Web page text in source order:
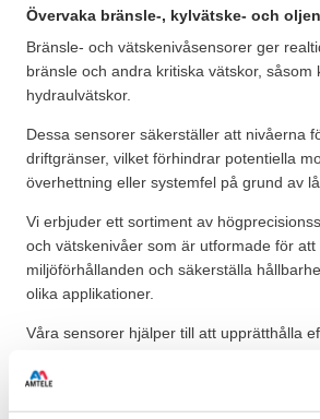
Övervaka bränsle-, kylvätske- och
Bränsle- och vätskenivåsensorer ger
bränsle och andra kritiska vätskor, såsom
hydraulvätskor.
Dessa sensorer säkerställer att nivåerna
driftgränser, vilket förhindrar potentiella
överhettning eller systemfel på grund av
Vi erbjuder ett sortiment av
och vätskenivåer som är utformade för att
miljöförhållanden och säkerställa
olika applikationer.
Våra sensorer hjälper till att upprätthålla
driftstopp och förbättrar den